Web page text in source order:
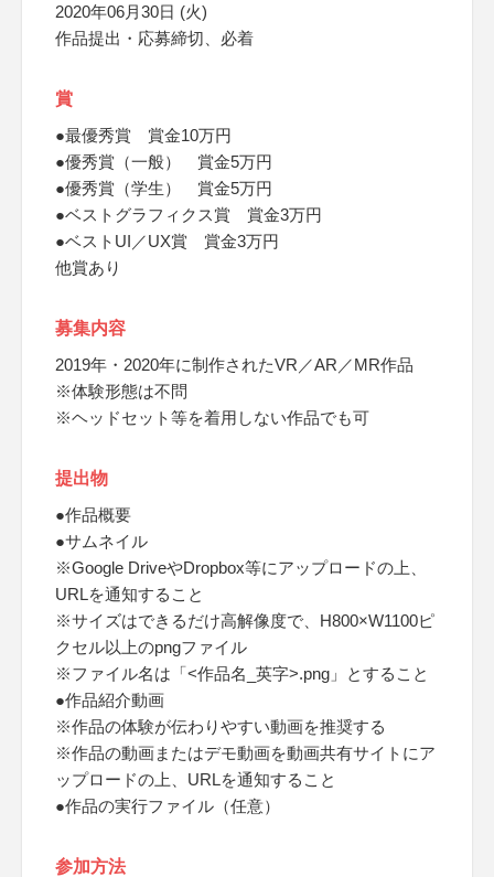
2020年06月30日 (火)
作品提出・応募締切、必着
賞
●最優秀賞 賞金10万円
●優秀賞（一般） 賞金5万円
●優秀賞（学生） 賞金5万円
●ベストグラフィクス賞 賞金3万円
●ベストUI／UX賞 賞金3万円
他賞あり
募集内容
2019年・2020年に制作されたVR／AR／MR作品
※体験形態は不問
※ヘッドセット等を着用しない作品でも可
提出物
●作品概要
●サムネイル
※Google DriveやDropbox等にアップロードの上、
URLを通知すること
※サイズはできるだけ高解像度で、H800×W1100ピ
クセル以上のpngファイル
※ファイル名は「<作品名_英字>.png」とすること
●作品紹介動画
※作品の体験が伝わりやすい動画を推奨する
※作品の動画またはデモ動画を動画共有サイトにア
ップロードの上、URLを通知すること
●作品の実行ファイル（任意）
参加方法